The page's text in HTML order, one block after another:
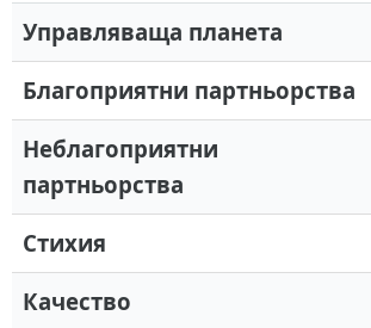
Управляваща планета
Благоприятни партньорства
Неблагоприятни
партньорства
Стихия
Качество